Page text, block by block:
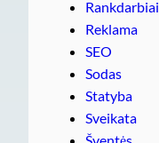
Rankdarbiai
Reklama
SEO
Sodas
Statyba
Sveikata